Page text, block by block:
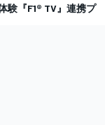
験『F1® TV』連携プ